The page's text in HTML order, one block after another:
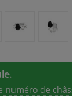
numéro de